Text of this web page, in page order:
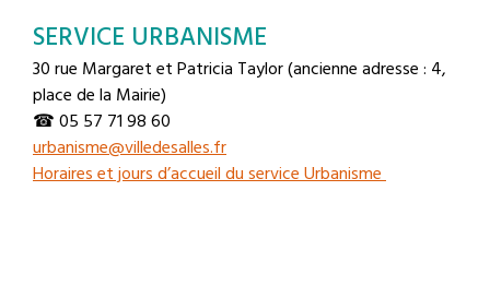
SERVICE URBANISME
30 rue Margaret et Patricia Taylor (ancienne adresse : 4,
place de la Mairie)
☎ 05 57 71 98 60
urbanisme@villedesalles.fr
Horaires et jours d’accueil du service Urbanisme